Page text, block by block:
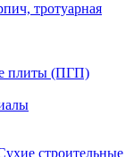
тротуарная
плиты (ПГП)
строительные